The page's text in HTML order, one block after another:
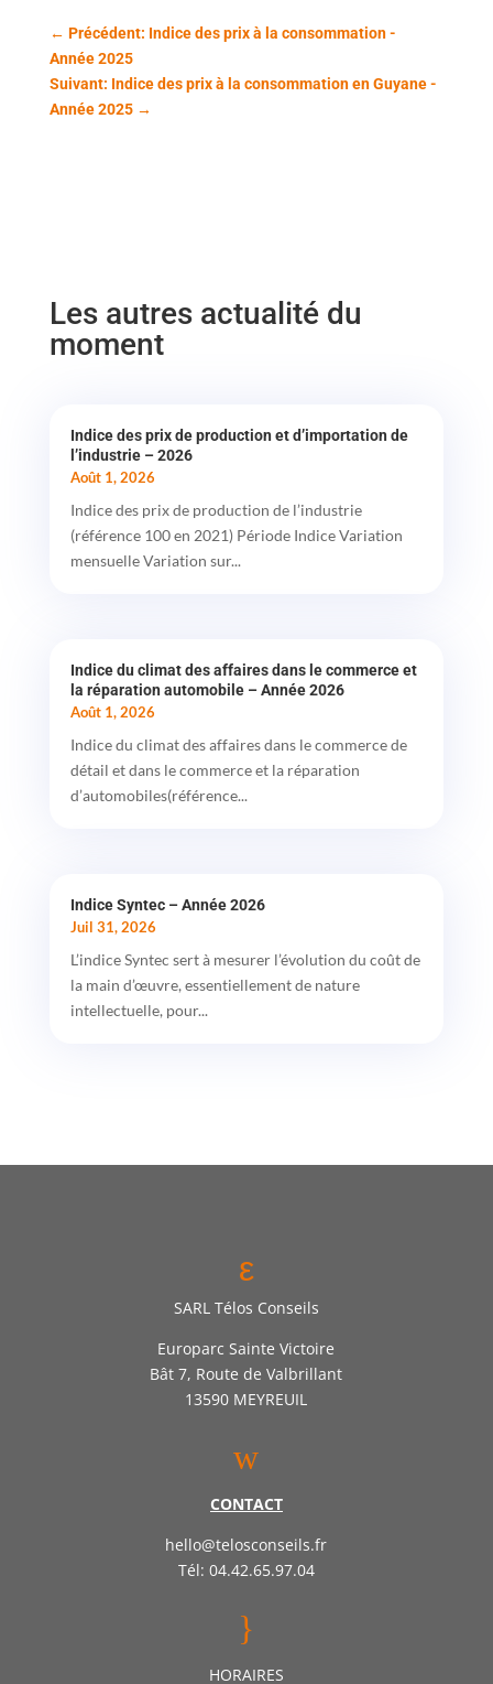
← Précédent: Indice des prix à la consommation -
Année 2025
Suivant: Indice des prix à la consommation en Guyane -
Année 2025→
Les autres actualité du
moment
Indice des prix de production et d’importation de
l’industrie – 2026
Août 1, 2026
Indice des prix de production de l’industrie
(référence 100 en 2021) Période Indice Variation
mensuelle Variation sur...
Indice du climat des affaires dans le commerce et
la réparation automobile – Année 2026
Août 1, 2026
Indice du climat des affaires dans le commerce de
détail et dans le commerce et la réparation
d’automobiles(référence...
Indice Syntec – Année 2026
Juil 31, 2026
L’indice Syntec sert à mesurer l’évolution du coût de
la main d’œuvre, essentiellement de nature
intellectuelle, pour...
ε
SARL Télos Conseils
Europarc Sainte Victoire
Bât 7, Route de Valbrillant
13590 MEYREUIL
w
CONTACT
hello@telosconseils.fr
Tél: 04.42.65.97.04
}
HORAIRES